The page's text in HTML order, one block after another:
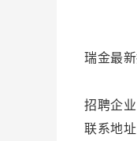
瑞金最
招聘企业
联系地